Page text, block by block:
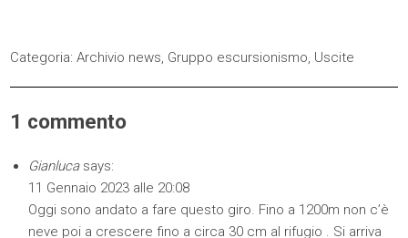
Categoria:Archivio news, Gruppo escursionismo, Uscite
1 commento
Gianluca says:
11 Gennaio 2023 alle 20:08
Oggi sono andato a fare questo giro. Fino a 1200m non c’è
neve poi a crescere fino a circa 30 cm al rifugio . Si arriva